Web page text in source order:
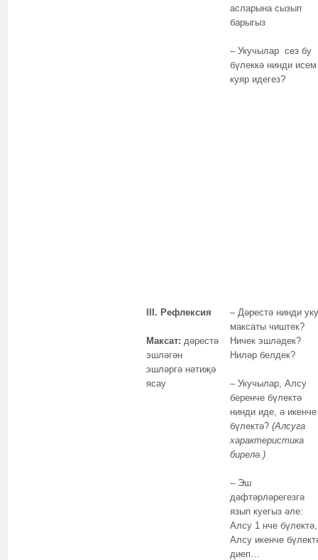
асларына сызып
барыгыз
– Укучылар сез бу
бүлеккә нинди исем
куяр идегез?
III. Рефлексия
Максат: дәрестә
эшләгән
эшләргә нәтиҗә
ясау
– Дәрестә нинди уку
максаты чиштек?
Ничек эшләдек?
Ниләр белдек?
– Укучылар, Алсу
беренче бүлектә
нинди иде, ә икенче
бүлектә? (Алсуга
характеристика
бирелә.)
– Эш
дәфтәрләрегезгә
язып куегыз әле:
Алсу 1 нче бүлектә,
Алсу икенче
диеп…